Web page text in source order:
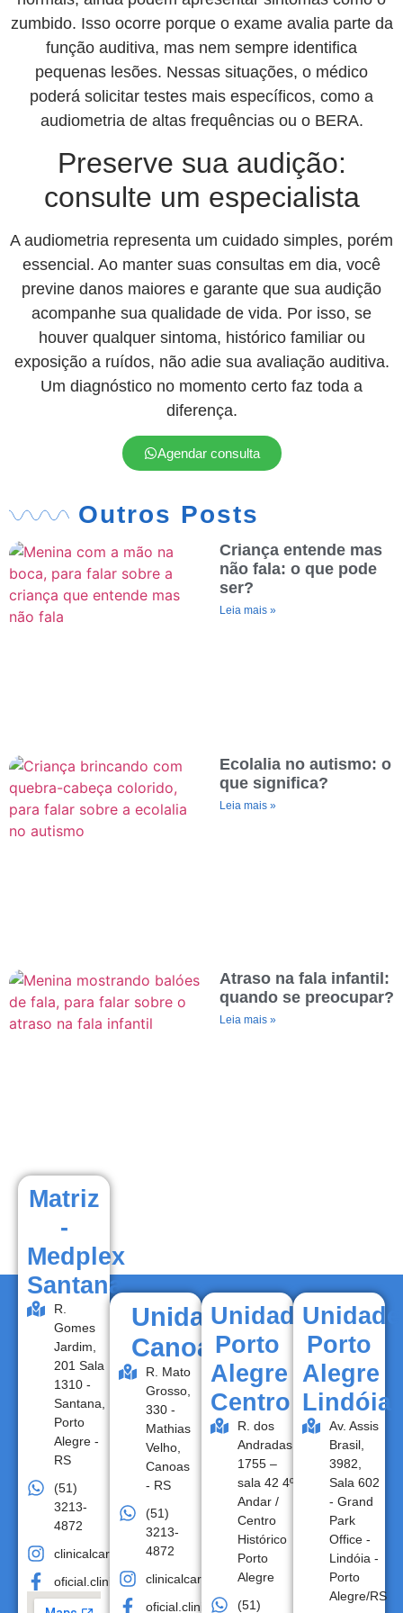
zumbido. Isso ocorre porque o exame avalia parte da
função auditiva, mas nem sempre identifica
pequenas lesões. Nessas situações, o médico
poderá solicitar testes mais específicos, como a
audiometria de altas frequências ou o BERA.
Preserve sua audição:
consulte um especialista
A audiometria representa um cuidado simples, porém
essencial. Ao manter suas consultas em dia, você
previne danos maiores e garante que sua audição
acompanhe sua qualidade de vida. Por isso, se
houver qualquer sintoma, histórico familiar ou
exposição a ruídos, não adie sua avaliação auditiva.
Um diagnóstico no momento certo faz toda a
diferença.
Agendar consulta
Outros Posts
Criança entende mas
não fala: o que pode
ser?
Leia mais »
Ecolalia no autismo: o
que significa?
Leia mais »
Atraso na fala infantil:
quando se preocupar?
Leia mais »
Matriz
-
Medplex
Santana
R.
Gomes
Jardim,
201 Sala
1310 -
Santana,
Porto
Alegre -
RS
(51)
3213-
4872
clinicalcare.oficial
oficial.clinicalcare
Unidade
Canoas
R. Mato
Grosso,
330 -
Mathias
Velho,
Canoas
- RS
(51)
3213-
4872
clinicalcare.oficial
oficial.clinicalcare
Unidade
Porto
Alegre
Centro
R. dos
Andradas,
1755 –
sala 42 4º
Andar /
Centro
Histórico
Porto
Alegre
(51)
Unidade
Porto
Alegre
Lindóia
Av. Assis
Brasil,
3982,
Sala 602
- Grand
Park
Office -
Lindóia -
Porto
Alegre/RS